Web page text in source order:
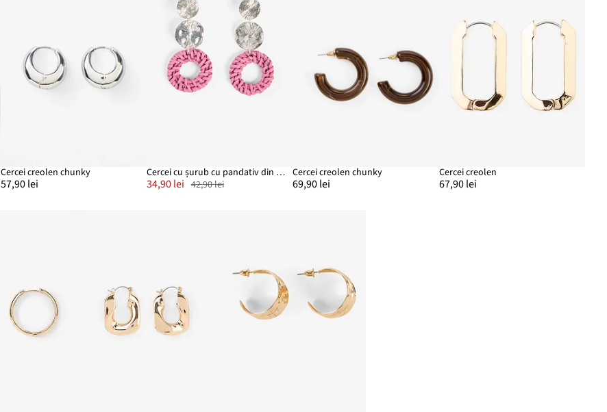
Cercei creolen chunky
57,90 lei
Cercei cu șurub cu pandativ din paie
34,90 lei 42,90 lei
Cercei creolen chunky
69,90 lei
Cercei creolen
67,90 lei